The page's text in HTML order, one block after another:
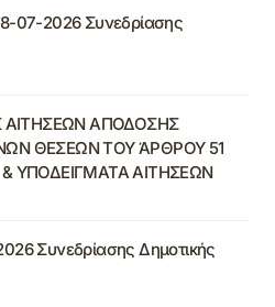
07-2026 Συνεδρίασης
ΑΠΟΔΟΣΗΣ
ΘΕΣΕΩΝ ΤΟΥ ΆΡΘΡΟΥ 51
ΑΙΤΗΣΕΩΝ
Συνεδρίασης Δημοτικής